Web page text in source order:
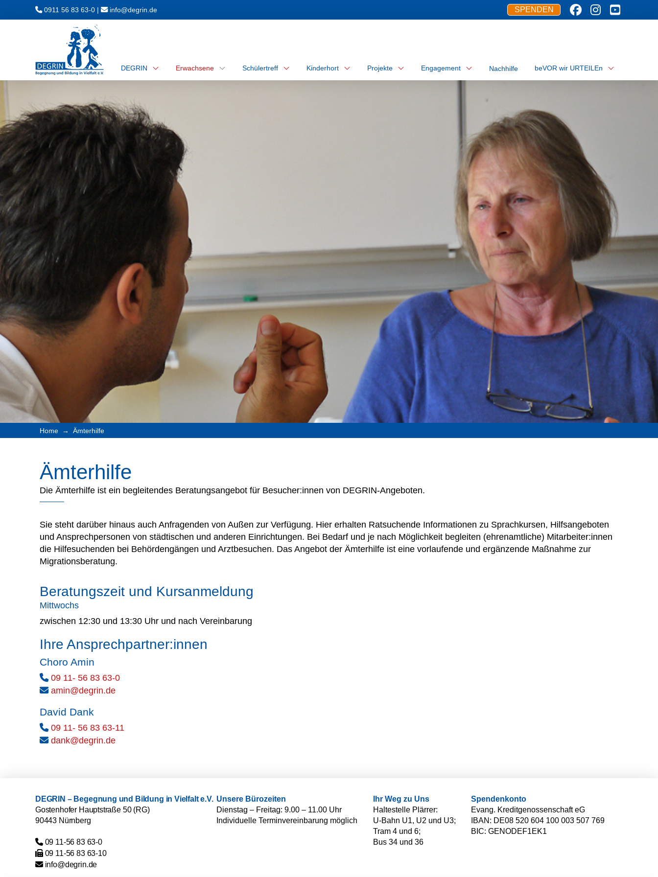
0911 56 83 63-0 | ed.nirged@ofni SPENDEN
DEGRIN Erwachsene Schülertreff Kinderhort Projekte Engagement Nachhilfe beVOR wir URTEILEn
Home → Ämterhilfe
Ämterhilfe
Die Ämterhilfe ist ein begleitendes Beratungsangebot für Besucher:innen von DEGRIN-Angeboten.
Sie steht darüber hinaus auch Anfragenden von Außen zur Verfügung. Hier erhalten Ratsuchende Informationen zu Sprachkursen, Hilfsangeboten
und Ansprechpersonen von städtischen und anderen Einrichtungen. Bei Bedarf und je nach Möglichkeit begleiten (ehrenamtliche) Mitarbeiter:innen
die Hilfesuchenden bei Behördengängen und Arztbesuchen. Das Angebot der Ämterhilfe ist eine vorlaufende und ergänzende Maßnahme zur
Migrationsberatung.
Beratungszeit und Kursanmeldung
Mittwochs
zwischen 12:30 und 13:30 Uhr und nach Vereinbarung
Ihre Ansprechpartner:innen
Choro Amin
09 11- 56 83 63-0
ed.nirged@nima
David Dank
09 11- 56 83 63-11
ed.nirged@knad
DEGRIN – Begegnung und Bildung in Vielfalt e.V.
Gostenhofer Hauptstraße 50 (RG)
90443 Nürnberg
09 11-56 83 63-0
09 11-56 83 63-10
ed.nirged@ofni
Unsere Bürozeiten
Dienstag – Freitag: 9.00 – 11.00 Uhr
Individuelle Terminvereinbarung möglich
Ihr Weg zu Uns
Haltestelle Plärrer:
U-Bahn U1, U2 und U3;
Tram 4 und 6;
Bus 34 und 36
Spendenkonto
Evang. Kreditgenossenschaft eG
IBAN: DE08 520 604 100 003 507 769
BIC: GENODEF1EK1